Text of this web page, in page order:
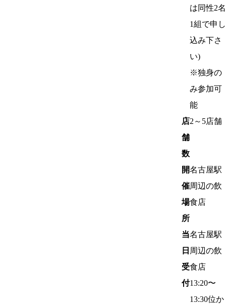
は同性2名
1組で申し
込み下さ
い)
※独身の
み参加可
能
店
舗
数
2～5店舗
開
催
場
所
名古屋駅
周辺の飲
食店
当
日
受
付
名古屋駅
周辺の飲
食店
13:20〜
13:30位か